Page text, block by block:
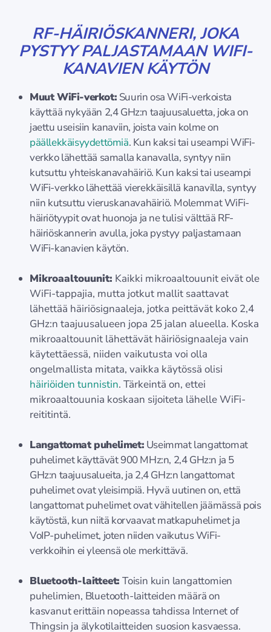
RF-HÄIRIÖSKANNERI, JOKA
PYSTYY PALJASTAMAAN WIFI-
KANAVIEN KÄYTÖN
Muut WiFi-verkot: Suurin osa WiFi-verkoista
käyttää nykyään 2,4 GHz:n taajuusaluetta, joka on
jaettu useisiin kanaviin, joista vain kolme on
päällekkäisyydettömiä. Kun kaksi tai useampi WiFi-
verkko lähettää samalla kanavalla, syntyy niin
kutsuttu yhteiskanavahäiriö. Kun kaksi tai useampi
WiFi-verkko lähettää vierekkäisillä kanavilla, syntyy
niin kutsuttu vieruskanavahäiriö. Molemmat WiFi-
häiriötyypit ovat huonoja ja ne tulisi välttää RF-
häiriöskannerin avulla, joka pystyy paljastamaan
WiFi-kanavien käytön.
Mikroaaltouunit: Kaikki mikroaaltouunit eivät ole
WiFi-tappajia, mutta jotkut mallit saattavat
lähettää häiriösignaaleja, jotka peittävät koko 2,4
GHz:n taajuusalueen jopa 25 jalan alueella. Koska
mikroaaltouunit lähettävät häiriösignaaleja vain
käytettäessä, niiden vaikutusta voi olla
ongelmallista mitata, vaikka käytössä olisi
häiriöiden tunnistin. Tärkeintä on, ettei
mikroaaltouunia koskaan sijoiteta lähelle WiFi-
reititintä.
Langattomat puhelimet: Useimmat langattomat
puhelimet käyttävät 900 MHz:n, 2,4 GHz:n ja 5
GHz:n taajuusalueita, ja 2,4 GHz:n langattomat
puhelimet ovat yleisimpiä. Hyvä uutinen on, että
langattomat puhelimet ovat vähitellen jäämässä pois
käytöstä, kun niitä korvaavat matkapuhelimet ja
VoIP-puhelimet, joten niiden vaikutus WiFi-
verkkoihin ei yleensä ole merkittävä.
Bluetooth-laitteet: Toisin kuin langattomien
puhelimien, Bluetooth-laitteiden määrä on
kasvanut erittäin nopeassa tahdissa Internet of
Thingsin ja älykotilaitteiden suosion kasvaessa.